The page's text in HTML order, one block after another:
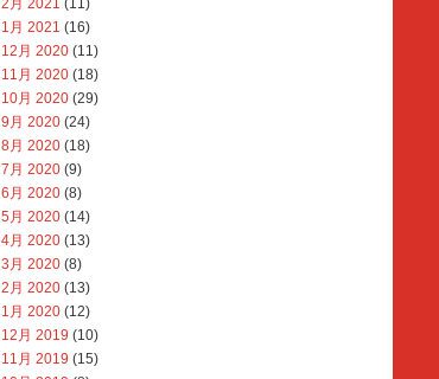
2月 2021 (11)
1月 2021 (16)
12月 2020 (11)
11月 2020 (18)
10月 2020 (29)
9月 2020 (24)
8月 2020 (18)
7月 2020 (9)
6月 2020 (8)
5月 2020 (14)
4月 2020 (13)
3月 2020 (8)
2月 2020 (13)
1月 2020 (12)
12月 2019 (10)
11月 2019 (15)